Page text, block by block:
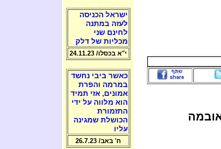
ישראל הכניסה
לעזה במתנה
לחינם שני
מכליות של דלק
י"א בכסלו/ 24.11.23
כאשר ביבי נחשד
במרמה והפרת
אמונים, אזי תמיד
הוא מלווה על ידי
התזמורת
הכושלת שמגינה
עליו
ח' באב/ 26.7.23